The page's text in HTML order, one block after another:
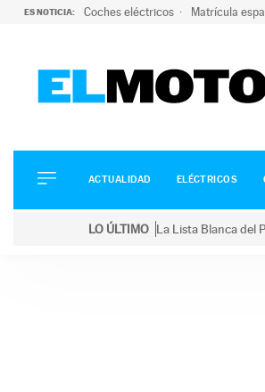
ES NOTICIA: Coches eléctricos Matrícula
ELÉCTRICOS
CONDUCIR
ACTUALIDAD ELÉCTRICOS
LO ÚLTIMO La Lista Blanca del